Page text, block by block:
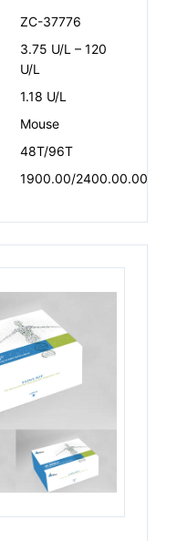
ZC-37776
3.75 U/L – 120
U/L
1.18 U/L
Mouse
48T/96T
1900.00/2400.00.00